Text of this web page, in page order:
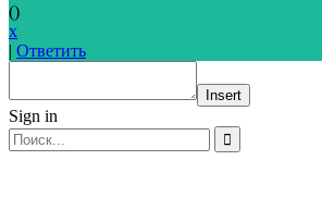
()
x
| Ответить
Insert
Sign in